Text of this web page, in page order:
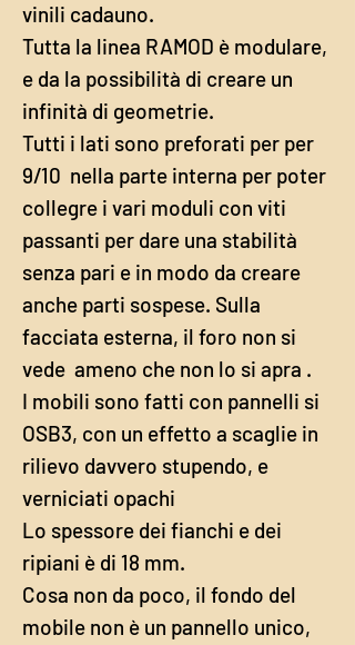
vinili cadauno.
Tutta la linea RAMOD è modulare,
e da la possibilità di creare un
infinità di geometrie.
Tutti i lati sono preforati per per
9/10 nella parte interna per poter
collegre i vari moduli con viti
passanti per dare una stabilità
senza pari e in modo da creare
anche parti sospese. Sulla
facciata esterna, il foro non si
vede ameno che non lo si apra .
I mobili sono fatti con pannelli si
OSB3, con un effetto a scaglie in
rilievo davvero stupendo, e
verniciati opachi
Lo spessore dei fianchi e dei
ripiani è di 18 mm.
Cosa non da poco, il fondo del
mobile non è un pannello unico,